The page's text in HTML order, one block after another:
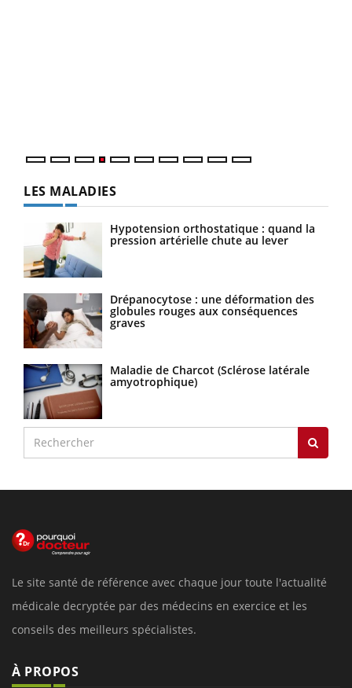
LES MALADIES
Hypotension orthostatique : quand la
pression artérielle chute au lever
Drépanocytose : une déformation des
globules rouges aux conséquences
graves
Maladie de Charcot (Sclérose latérale
amyotrophique)
Le site santé de référence avec chaque jour toute l'actualité
médicale decryptée par des médecins en exercice et les
conseils des meilleurs spécialistes.
À PROPOS